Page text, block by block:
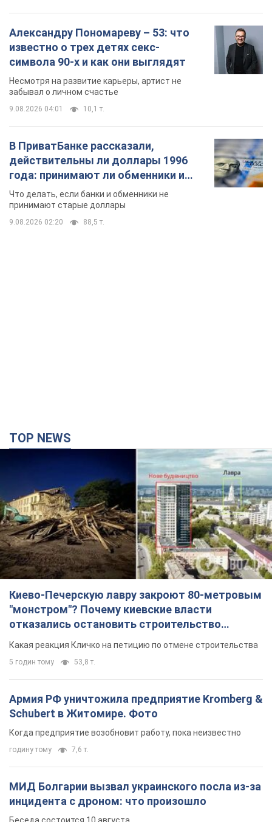
действительны ли доллары 1996
года: принимают ли обменники и
банки такие купюры
принимают старые доллары
Киево-Печерскую лавру закроют 80-метровым
"монстром"? Почему киевские власти
отказались остановить строительство
небоскреба "московского верующего"
Какая реакция Кличко на петицию по отмене строительства
5 годин тому 53,8 т.
Армия РФ уничтожила предприятие Kromberg &
Schubert в Житомире. Фото
Когда предприятие возобновит работу, пока неизвестно
годину тому 7,6 т.
МИД Болгарии вызвал украинского посла из-за
инцидента с дроном: что произошло
Беседа состоится 10 августа
5 годин тому 7,4 т.